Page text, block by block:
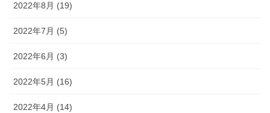
2022年8月 (19)
2022年7月 (5)
2022年6月 (3)
2022年5月 (16)
2022年4月 (14)